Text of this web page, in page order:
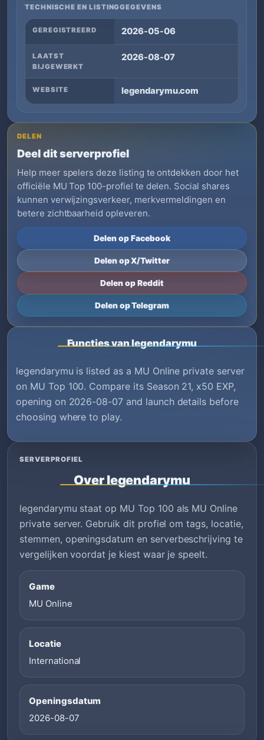
TECHNISCHE EN LISTINGGEGEVENS
GEREGISTREERD 2026-05-06
LAATST
BIJGEWERKT
2026-08-07
WEBSITE legendarymu.com
DELEN
Deel dit serverprofiel
Help meer spelers deze listing te ontdekken door het
officiële MU Top 100-profiel te delen. Social shares
kunnen verwijzingsverkeer, merkvermeldingen en
betere zichtbaarheid opleveren.
Delen op Facebook
Delen op X/Twitter
Delen op Reddit
Delen op Telegram
Functies van legendarymu
legendarymu is listed as a MU Online private server
on MU Top 100. Compare its Season 21, x50 EXP,
opening on 2026-08-07 and launch details before
choosing where to play.
SERVERPROFIEL
Over legendarymu
legendarymu staat op MU Top 100 als MU Online
private server. Gebruik dit profiel om tags, locatie,
stemmen, openingsdatum en serverbeschrijving te
vergelijken voordat je kiest waar je speelt.
Game
MU Online
Locatie
International
Openingsdatum
2026-08-07